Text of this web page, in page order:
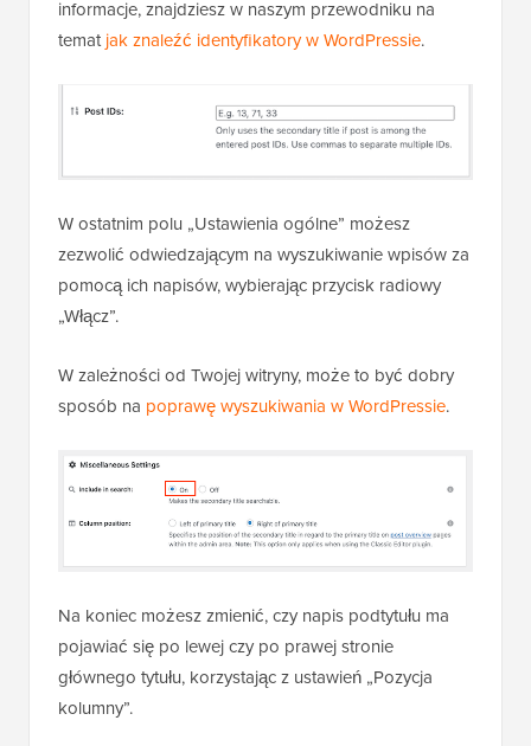
informacje, znajdziesz w naszym przewodniku na
tematjak znaleźć identyfikatory w WordPressie.
W ostatnim polu „Ustawienia ogólne” możesz
zezwolić odwiedzającym na wyszukiwanie wpisów za
pomocą ich napisów, wybierając przycisk radiowy
„Włącz”.
W zależności od Twojej witryny, może to być dobry
sposób na poprawę wyszukiwania w WordPressie.
Na koniec możesz zmienić, czy napis podtytułu ma
pojawiać się po lewej czy po prawej stronie
głównego tytułu, korzystając z ustawień „Pozycja
kolumny”.